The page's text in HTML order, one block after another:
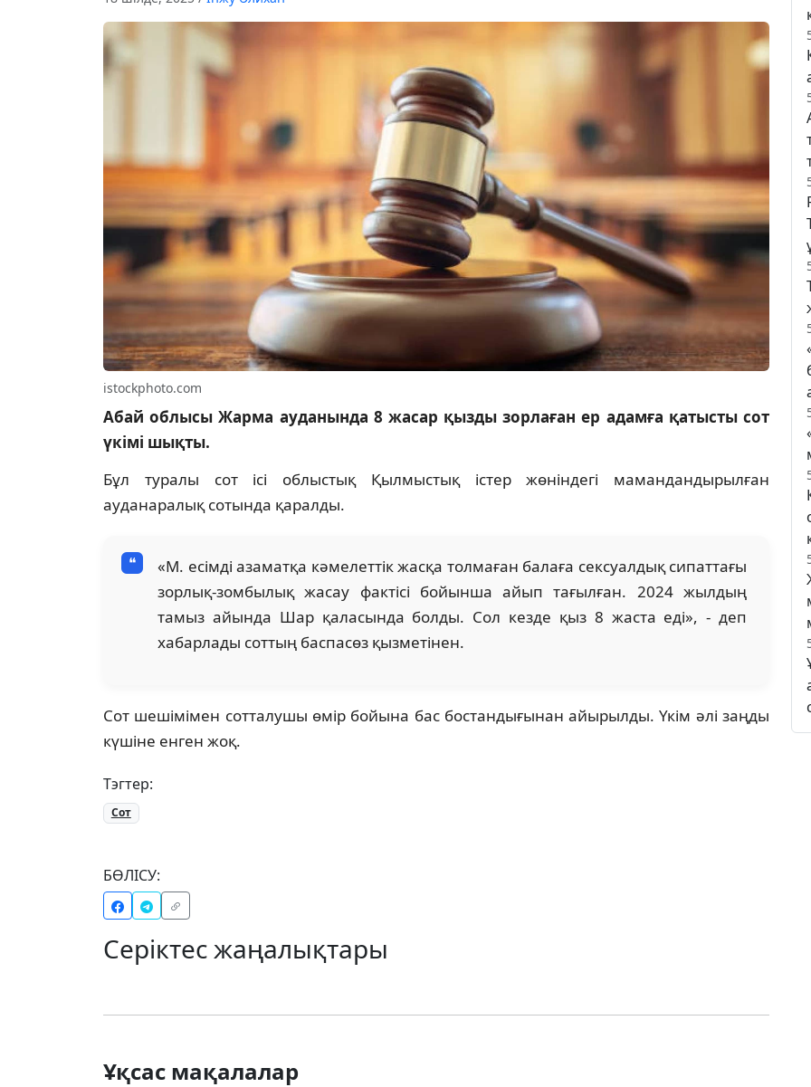
istockphoto.com
Абай облысы Жарма ауданында 8 жасар қызды зорлаған ер адамға қатысты сот
үкімі шықты.
Бұл туралы сот ісі облыстық Қылмыстық істер жөніндегі мамандандырылған
ауданаралық сотында қаралды.
«М. есімді азаматқа кәмелеттік жасқа толмаған балаға сексуалдық сипаттағы
зорлық-зомбылық жасау фактісі бойынша айып тағылған. 2024 жылдың
тамыз айында Шар қаласында болды. Сол кезде қыз 8 жаста еді», - деп
хабарлады соттың баспасөз қызметінен.
Сот шешімімен сотталушы өмір бойына бас бостандығынан айырылды. Үкім әлі заңды
күшіне енген жоқ.
Тэгтер:
Сот
БӨЛІСУ:
Серіктес жаңалықтары
Ұқсас мақалалар